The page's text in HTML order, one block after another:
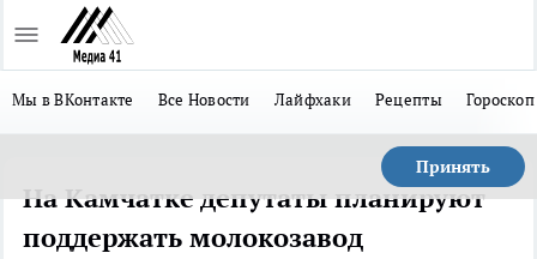
Мы в ВКонтакте Все Новости Лайфхаки Рецепты Гороскоп
Принять
На Камчатке депутаты планируют
поддержать молокозавод